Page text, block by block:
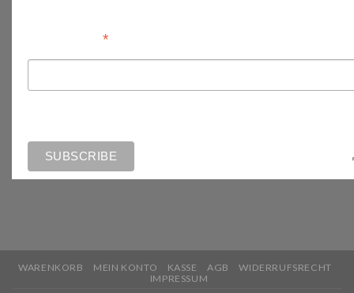
*
WARENKORB MEIN KONTO KASSE AGB
WIDERRUFSRECHT
IMPRESSUM